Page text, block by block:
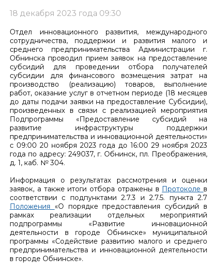
18 декабря 2023 года 09:30
Отдел инновационного развития, международного
сотрудничества, поддержки и развития малого и
среднего предпринимательства Администрации г.
Обнинска проводил прием заявок на предоставление
субсидий для проведении отбора получателей
субсидии для финансового возмещения затрат на
производство (реализацию) товаров, выполнение
работ, оказание услуг в отчетном периоде (18 месяцев
до даты подачи заявки на предоставление Субсидии),
произведенных в связи с реализацией мероприятия
Подпрограммы «Предоставление субсидий на
развитие инфраструктуры поддержки
предпринимательства и инновационной деятельности»
с 09:00 20 ноября 2023 года до 16:00 29 ноября 2023
года по адресу: 249037, г. Обнинск, пл. Преображения,
д. 1, каб. № 304.
Информация о результатах рассмотрения и оценки
заявок, а также итоги отбора отражены в Протоколе в
соответствии с подпунктами 2.7.3 и 2.7.5. пункта 2.7
Положения «О порядке предоставления субсидий в
рамках реализации отдельных мероприятий
подпрограммы «Развитие инновационной
деятельности в городе Обнинске» муниципальной
программы «Содействие развитию малого и среднего
предпринимательства и инновационной деятельности
в городе Обнинске».